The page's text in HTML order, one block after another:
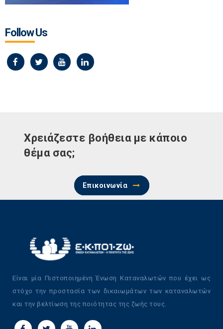
Follow Us
Χρειάζεστε βοήθεια με κάποιο
θέμα σας;
Επικοινωνία
Είναι μία Πιστοποιημένη Ένωση Καταναλωτών που έχει ως
στόχο την προστασία των δικαιωμάτων των καταναλωτών
και την βελτίωση της ποιότητας της ζωής τους.